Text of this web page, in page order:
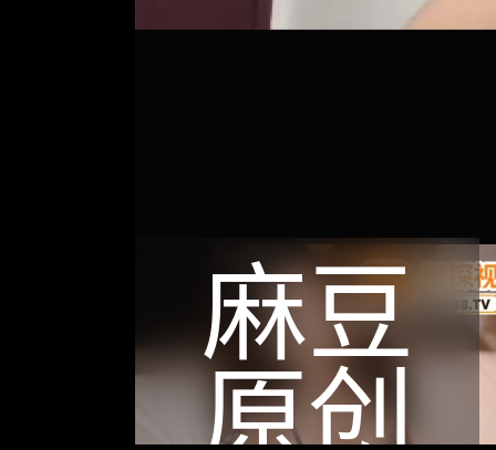
麻豆
原创